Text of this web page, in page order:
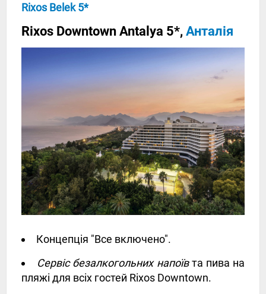
Rixos Belek 5*
Rixos Downtown Antalya 5*, Анталія
Концепція "Все включено".
Сервіс безалкогольних напоївта пива на
пляжі для всіх гостей Rixos Downtown.